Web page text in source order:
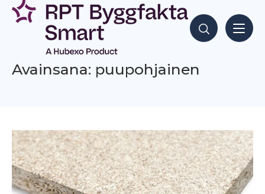
Siirry
sisältöön
Hae sisältöjä
Avainsana: puupohjainen